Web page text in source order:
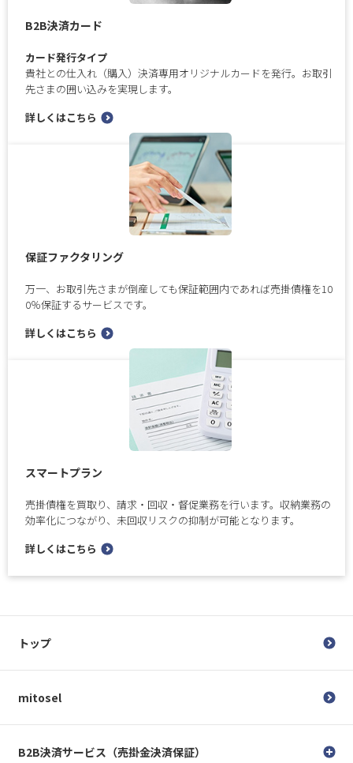
B2B決済カード
カード発行タイプ
貴社との仕入れ（購入）決済専用オリジナルカードを発行。お取引
先さまの囲い込みを実現します。
詳しくはこちら
保証ファクタリング
万一、お取引先さまが倒産しても保証範囲内であれば売掛債権を10
0％保証するサービスです。
詳しくはこちら
スマートプラン
売掛債権を買取り、請求・回収・督促業務を行います。収納業務の
効率化につながり、未回収リスクの抑制が可能となります。
詳しくはこちら
トップ
mitosel
B2B決済サービス（売掛金決済保証）